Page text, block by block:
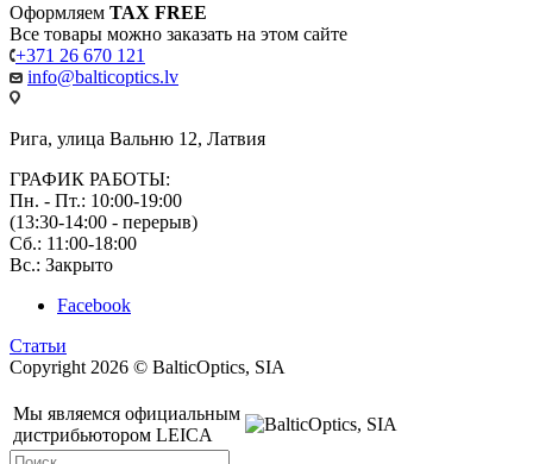
Оформляем TAX FREE
Все товары можно заказать на этом сайте
+371 26 670 121
info@balticoptics.lv
Рига, улица Вальню 12, Латвия
ГРАФИК РАБОТЫ:
Пн. - Пт.: 10:00-19:00
(13:30-14:00 - перерыв)
Сб.: 11:00-18:00
Вс.: Закрыто
Facebook
Статьи
Copyright 2026 © BalticOptics, SIA
Мы являемся официальным
дистрибьютором LEICA